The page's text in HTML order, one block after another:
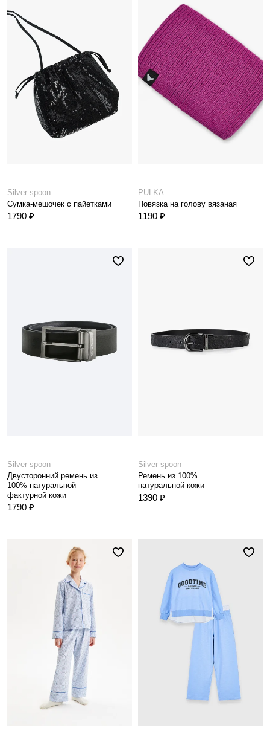
Silver spoon
Сумка-мешочек с пайетками
1790 ₽
PULKA
Повязка на голову вязаная
1190 ₽
Silver spoon
Двусторонний ремень из
100% натуральной
фактурной кожи
1790 ₽
Silver spoon
Ремень из 100%
натуральной кожи
1390 ₽